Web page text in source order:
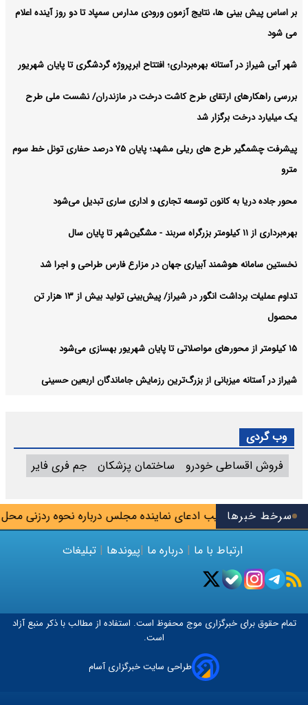
سرخط خبرهاتکذیب ادعای نماینده مجلس درباره نحوه ردزنی محل تیم
بر اساس پیش بینی ها، نتایج آزمون ورودی مدارس سمپاد تا دو روز آینده اعلام
می شود
شهر آبی شیراز در آستانه بهره‌برداری؛ افتتاح ابرپروژه گردشگری تا پایان شهریور
بررسی راهکارهای ارتقای طرح کاشت درخت در مازندران/ نشست ملی طرح
یک میلیارد درخت برگزار شد
پیشرفت چشمگیر طرح های ریلی مشهد؛ پایان ۷۵ درصد حفاری تونل خط سوم
مترو
محور جاده دریا به کانون توسعه تجاری و اداری ساری تبدیل می‌شود
بهره‌برداری از ۱۱ کیلومتر بزرگراه سربند - مشگین‌شهر تا پایان سال
نخستین سامانه هوشمند آبیاری جهان در مزارع فارس طراحی و اجرا شد
تداوم عملیات برداشت انگور در شیراز/ پیش‌بینی تولید بیش از ۱۳ هزار تن
محصول
۱۵ کیلومتر از محورهای مواصلاتی تا پایان شهریور بهسازی می‌شود
شیراز در آستانه میزبانی از بزرگ‌ترین رزمایش جاماندگان اربعین حسینی
وب گردی
فروش اقساطی خودرو
ساختمان پزشکان جم فری فایر
ارتباط با ما | درباره ما |پیوندها | تبلیغات
تمام حقوق برای خبرگزاری موج محفوظ است. استفاده از مطالب با ذکر منبع آزاد
است.
طراحی سایت خبرگزاری آسام